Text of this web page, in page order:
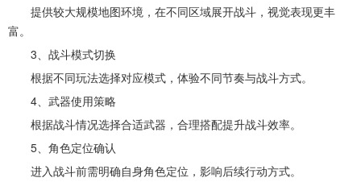
提供较大规模地图环境，在不同区域展开战斗，视觉表现更丰
富。
3、战斗模式切换
根据不同玩法选择对应模式，体验不同节奏与战斗方式。
4、武器使用策略
根据战斗情况选择合适武器，合理搭配提升战斗效率。
5、角色定位确认
进入战斗前需明确自身角色定位，影响后续行动方式。